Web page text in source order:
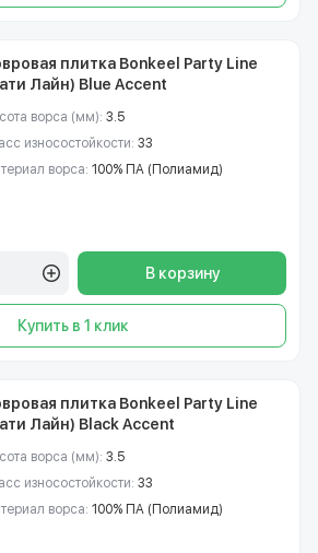
плитка Bonkeel Party Line
Лайн) Blue Accent
ворса (мм): 3.5
износостойкости: 33
ворса: 100% ПА (Полиамид)
В корзину
Купить в 1 клик
плитка Bonkeel Party Line
Лайн) Black Accent
ворса (мм): 3.5
износостойкости: 33
ворса: 100% ПА (Полиамид)